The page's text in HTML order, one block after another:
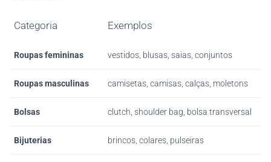
Categoria Exemplos
Roupas femininas vestidos, blusas, saias, conjuntos
Roupas masculinas camisetas, camisas, calças, moletons
Bolsas clutch, shoulder bag, bolsa transversal
Bijuterias brincos, colares, pulseiras